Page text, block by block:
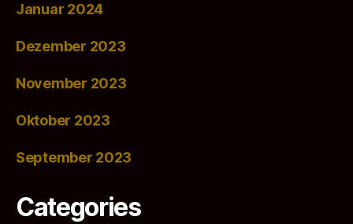
Januar 2024
Dezember 2023
November 2023
Oktober 2023
September 2023
Categories